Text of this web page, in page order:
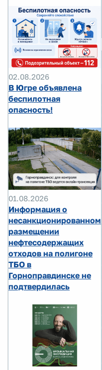
02.08.2026
В Югре объявлена
беспилотная
опасность!
01.08.2026
Информация о
несанкционированном
размещении
нефтесодержащих
отходов на полигоне
ТБО в
Горноправдинске не
подтвердилась